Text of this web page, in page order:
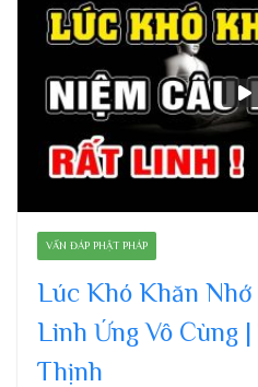
VẤN ĐÁP PHẬT PHÁP
Lúc Khó Khăn
Linh Ứng Vô Cùng
Thịnh